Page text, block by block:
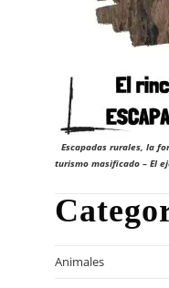
Escapadas rurales, la
turismo masificado – El
Animales